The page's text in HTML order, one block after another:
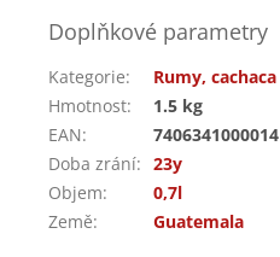
Doplňkové parametry
Kategorie:
Rumy, cachaca
Hmotnost:
1.5 kg
EAN:
7406341000014
Doba zrání: 23y
Objem:
0,7l
Země: Guatemala